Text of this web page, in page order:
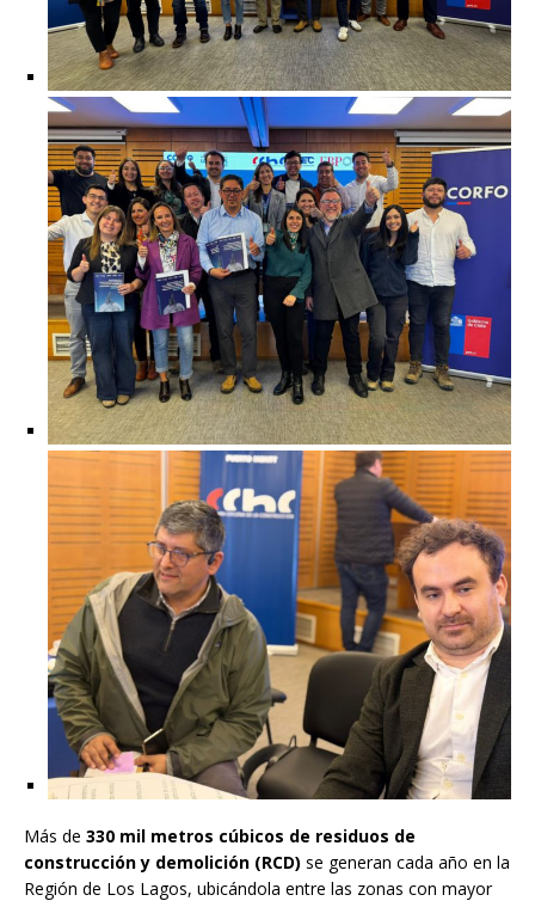
Más de 330 mil metros cúbicos de residuos de
construcción y demolición (RCD) se generan cada año en la
Región de Los Lagos, ubicándola entre las zonas con mayor